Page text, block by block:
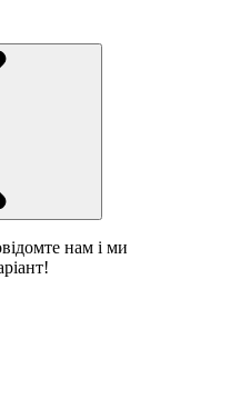
нам і ми